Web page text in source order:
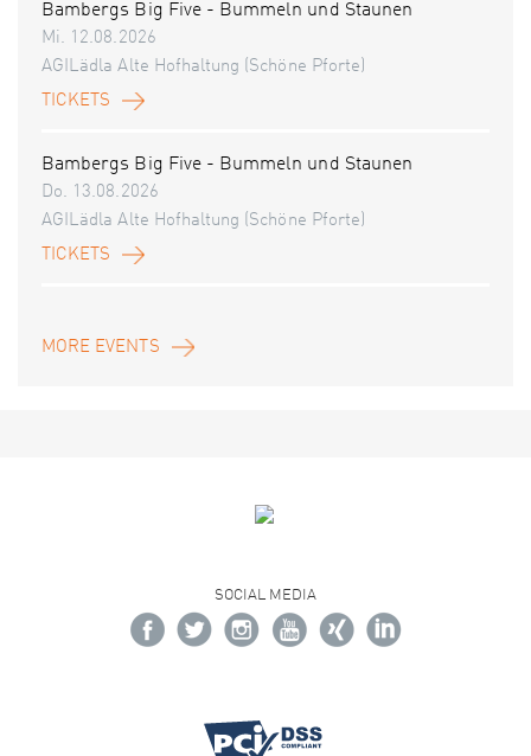
Bambergs Big Five - Bummeln und Staunen
Mi. 12.08.2026
AGILädla Alte Hofhaltung (Schöne Pforte)
TICKETS
Bambergs Big Five - Bummeln und Staunen
Do. 13.08.2026
AGILädla Alte Hofhaltung (Schöne Pforte)
TICKETS
MORE EVENTS
SOCIAL MEDIA